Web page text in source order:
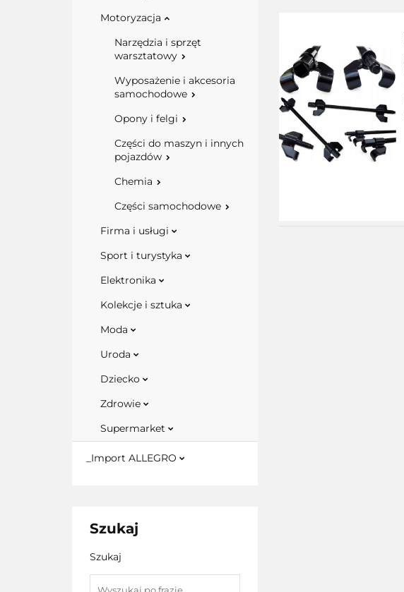
Motoryzacja
Narzędzia i sprzęt
warsztatowy
Wyposażenie i akcesoria
samochodowe
Opony i felgi
Części do maszyn i innych
pojazdów
Chemia
Części samochodowe
Firma i usługi
Sport i turystyka
Elektronika
Kolekcje i sztuka
Moda
Uroda
Dziecko
Zdrowie
Supermarket
_Import ALLEGRO
Szukaj
Szukaj